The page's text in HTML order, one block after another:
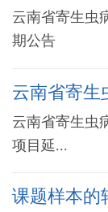
云南省寄生虫
期公告
云南省寄生
云南省寄生虫
项目延...
课题样本的